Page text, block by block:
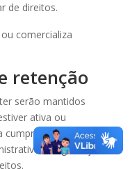
de direitos.
comercializa
retenção
serão mantidos
ativa ou
cumprimento de
segurança